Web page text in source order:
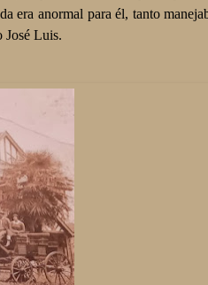
era anormal para él, tanto
José Luis.